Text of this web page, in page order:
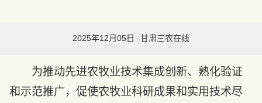
2025年12月05日 甘肃三农在线
为推动先进农牧业技术集成创新、熟化验证
和示范推广，促使农牧业科研成果和实用技术尽